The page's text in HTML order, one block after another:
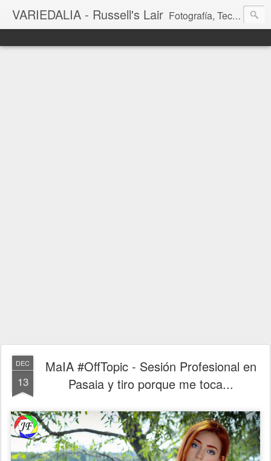
VARIEDALIA - Russell's Lair Fotografía, Tecnología, Cine y Videojuegos en un Blog Multitemática. El rinconcito del creador de FotoMuseo 3D y Left 4 SGC.
DEC
13
MaIA #OffTopic - Sesión Profesional en
Pasaia y tiro porque me toca...